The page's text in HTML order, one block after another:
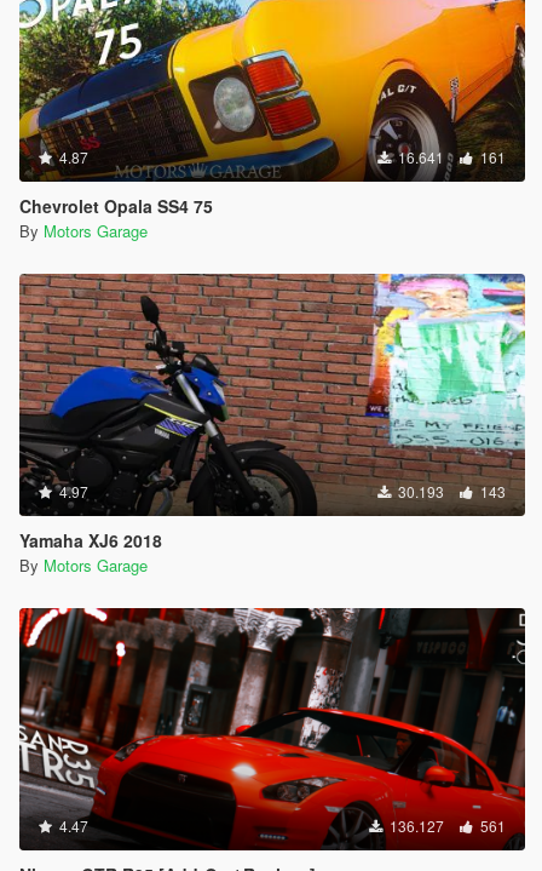
4.87 16.641 161
Chevrolet Opala SS4 75
By Motors Garage
4.97 30.193 143
Yamaha XJ6 2018
By Motors Garage
4.47 136.127 561